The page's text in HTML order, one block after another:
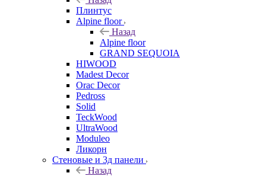
Плинтус
Alpine floor
Назад
Alpine floor
GRAND SEQUOIA
HIWOOD
Madest Decor
Orac Decor
Pedross
Solid
TeckWood
UltraWood
Moduleo
Ликорн
Стеновые и 3д панели
Назад